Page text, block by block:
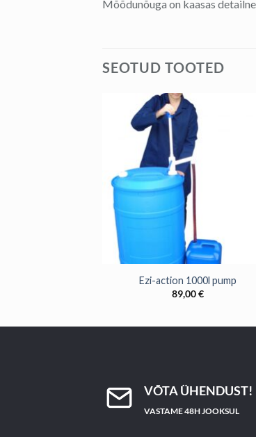
Mõõdunõuga on kaasas
SEOTUD TOOTED
+
Ezi-action 1000l pump
89,00€
VÕTA ÜHENDUST!
VASTAME 48H JOOKSUL